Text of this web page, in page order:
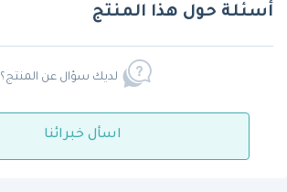
أسئلة حول هذا المنتج
لديك سؤال عن المنتج؟
اسأل خبرائنا